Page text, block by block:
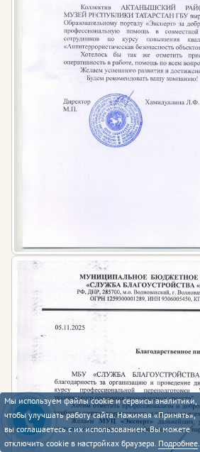
Мы используем файлы cookie и сервисы аналитики,
чтобы улучшать работу сайта. Нажимая «Принять»,
вы соглашаетесь с их использованием. Вы можете
отключить cookie в настройках браузера. Подробнее.